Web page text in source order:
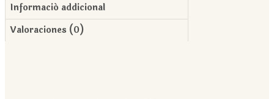
Informació addicional
Valoraciones (0)